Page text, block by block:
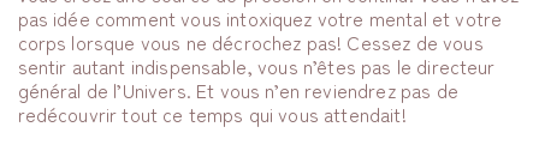
pas idée comment vous intoxiquez votre mental et votre
corps lorsque vous ne décrochez pas! Cessez de vous
sentir autant indispensable, vous n’êtes pas le directeur
général de l’Univers. Et vous n’en reviendrez pas de
redécouvrir tout ce temps qui vous attendait!